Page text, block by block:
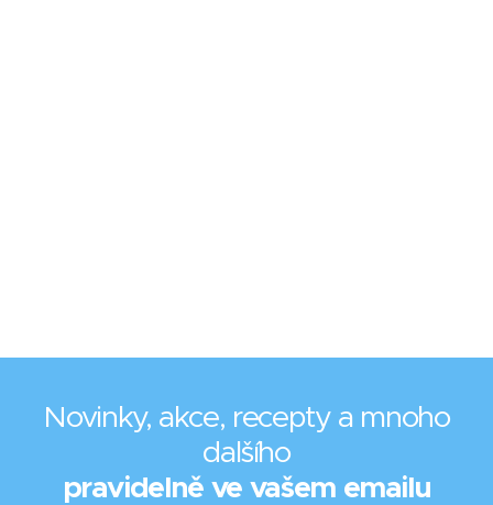
Novinky, akce, recepty a mnoho
dalšího
pravidelně ve vašem emailu